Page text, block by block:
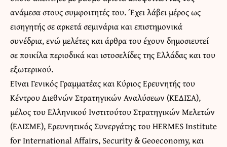
ανάμεσα στους συμφοιτητές του. Έχει λάβει μέρος ως
εισηγητής σε αρκετά σεμινάρια και επιστημονικά
συνέδρια, ενώ μελέτες και άρθρα του έχουν δημοσιευτεί
σε ποικίλα περιοδικά και ιστοσελίδες της Ελλάδας και του
εξωτερικού.
Εϊναι Γενικός Γραμματέας και Κύριος Ερευνητής του
Κέντρου Διεθνών Στρατηγικών Αναλύσεων (ΚΕΔΙΣΑ),
μέλος του Ελληνικού Ινστιτούτου Στρατηγικών Μελετών
(ΕΛΙΣΜΕ), Ερευνητικός Συνεργάτης του HERMES Institute
for International Affairs, Security & Geoeconomy, και